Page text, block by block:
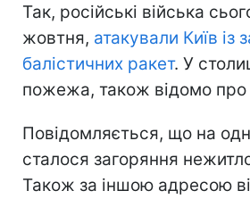
Так, російські війська
жовтня, атакували Київ із
балістичних ракет. У
пожежа, також відомо про
Повідомляється, що на
сталося загоряння
Також за іншою адресою